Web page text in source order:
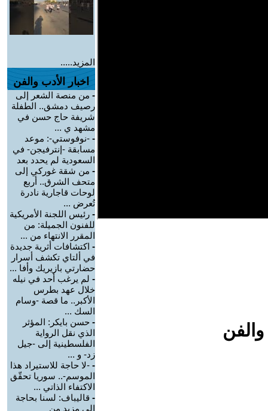
المزيد.....
اخبار الأدب والفن
- من منصة الشعر إلى
رصيف دمشق.. الطفلة
شريفة حاج حسن في
مشهد ي ...
- -نوفوستي-: موعد
مسابقة -إنترفيجن- في
السعودية لم يحدد بعد
- من شقة غوركي إلى
متحف الشرق.. أربع
لوحات قاجارية نادرة
تُعرض ...
- رئيس اللجنة الأمريكية
للفنون الجميلة: من
المقرر الانتهاء من ...
- اكتشافات أثرية جديدة
في ألتاي تكشف أسرار
حضارتي بازيريك وأفا ...
- لم يرغب أحد في نيله
خلال عهد بطرس
الأكبر.. ما قصة -وسام
السك ...
- حسن بايكر: المؤثر
الذي نقل الرواية
الفلسطينية إلى -جيل
زد- و ...
- -لا حاجة للاستيراد هذا
الموسم-.. سوريا تحقّق
الاكتفاء الذاتي ...
- قاليباف: لسنا بحاجة
إلى مزيد من